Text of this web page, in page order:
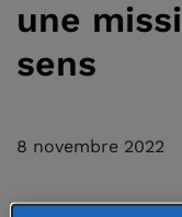
une
sens
8 novembre 2022